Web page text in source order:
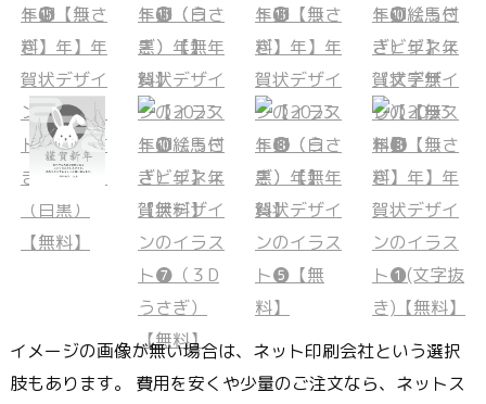
イメージの画像が無い場合は、ネット印刷会社という選択
肢もあります。 費用を安くや少量のご注文なら、ネットス